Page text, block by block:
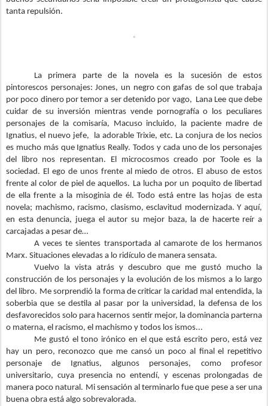
tanta repulsión.
La primera parte de la novela es la sucesión de estos
pintorescos personajes: Jones, un negro con gafas de sol que trabaja
por poco dinero por temor a ser detenido por vago, Lana Lee que debe
cuidar de su inversión mientras vende pornografía o los peculiares
personajes de la comisaría, Macuso incluido, la paciente madre de
Ignatius, el nuevo jefe, la adorable Trixie, etc. La conjura de los necios
es mucho más que Ignatius Really. Todos y cada uno de los personajes
del libro nos representan. El microcosmos creado por Toole es la
sociedad. El ego de unos frente al miedo de otros. El abuso de estos
frente al color de piel de aquellos. La lucha por un poquito de libertad
de ella frente a la misoginia de él. Todo está entre las hojas de esta
novela; machismo, racismo, clasismo, esclavitud modernizada. Y aquí,
en esta denuncia, juega el autor su mejor baza, la de hacerte reír a
carcajadas a pesar de…
A veces te sientes transportada al camarote de los hermanos
Marx. Situaciones elevadas a lo ridículo de manera sensata.
Vuelvo la vista atrás y descubro que me gustó mucho la
construcción de los personajes y la evolución de los mismos a lo largo
del libro. Me sorprendió la forma de criticar la caridad mal entendida, la
soberbia que se destila al pasar por la universidad, la defensa de los
desfavorecidos solo para hacernos sentir mejor, la dominancia parterna
o materna, el racismo, el machismo y todos los ismos...
Me gustó el tono irónico en el que está escrito pero, está vez
hay un pero, reconozco que me cansó un poco al final el repetitivo
personaje de Ignatius, algunos personajes, como profesor
universitario, cuya presencia no entendí, y escenas prolongadas de
manera poco natural. Mi sensación al terminarlo fue que pese a ser una
buena obra está algo sobrevalorada.